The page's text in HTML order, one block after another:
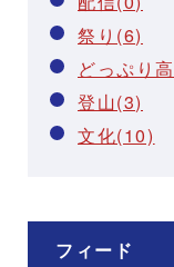
祭り(6)
どっぷり
登山(3)
文化(10)
フィード